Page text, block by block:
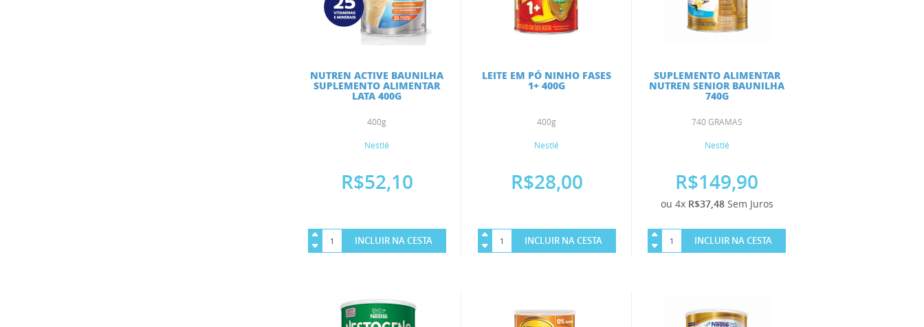
NUTREN ACTIVE BAUNILHA
SUPLEMENTO ALIMENTAR
LATA 400G
400g
Nestlé
R$52,10
INCLUIR NA CESTA
LEITE EM PÓ NINHO FASES
1+ 400G
400g
Nestlé
R$28,00
INCLUIR NA CESTA
SUPLEMENTO ALIMENTAR
NUTREN SENIOR BAUNILHA
740G
740 GRAMAS
Nestlé
R$149,90
ou 4x R$37,48 Sem Juros
INCLUIR NA CESTA